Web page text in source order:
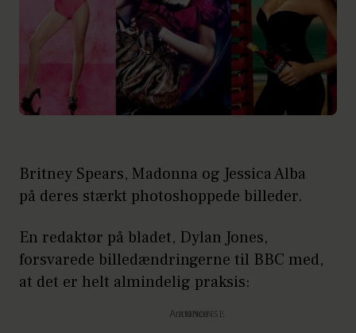
Britney Spears, Madonna og Jessica Alba
på deres stærkt photoshoppede billeder.
En redaktør på bladet, Dylan Jones,
forsvarede billedændringerne til BBC med,
at det er helt almindelig praksis:
Annonce